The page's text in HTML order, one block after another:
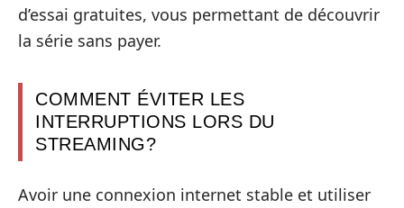
d’essai gratuites, vous permettant de découvrir
la série sans payer.
COMMENT ÉVITER LES
INTERRUPTIONS LORS DU
STREAMING?
Avoir une connexion internet stable et utiliser